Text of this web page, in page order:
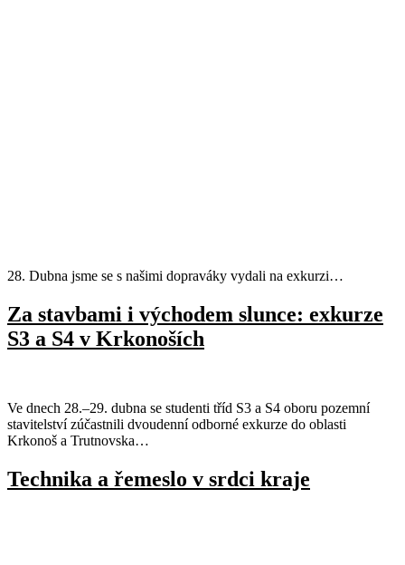
28. Dubna jsme se s našimi dopraváky vydali na exkurzi…
Za stavbami i východem slunce: exkurze
S3 a S4 v Krkonoších
Ve dnech 28.–29. dubna se studenti tříd S3 a S4 oboru pozemní
stavitelství zúčastnili dvoudenní odborné exkurze do oblasti
Krkonoš a Trutnovska…
Technika a řemeslo v srdci kraje